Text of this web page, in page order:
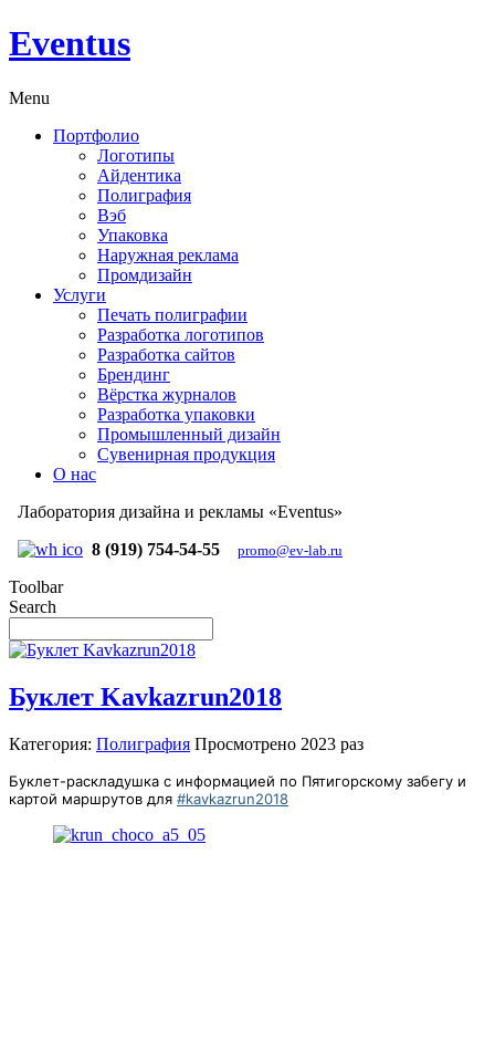
Eventus
Menu
Портфолио
Логотипы
Айдентика
Полиграфия
Вэб
Упаковка
Наружная реклама
Промдизайн
Услуги
Печать полиграфии
Разработка логотипов
Разработка сайтов
Брендинг
Вёрстка журналов
Разработка упаковки
Промышленный дизайн
Сувенирная продукция
О нас
Лаборатория дизайна и рекламы «Eventus»
8 (919) 754-54-55
promo@ev-lab.ru
Toolbar
Search
Буклет Kavkazrun2018
Категория: Полиграфия Просмотрено 2023 раз
Буклет-раскладушка с информацией по Пятигорскому забегу и
картой маршрутов для #kavkazrun2018